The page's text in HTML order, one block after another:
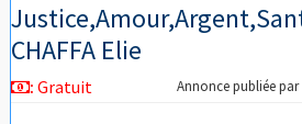
CHAFFA Elie
: Gratuit Annonce publiée par